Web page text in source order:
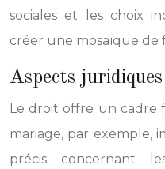
sociales et les choix
créer une mosaïque de
Aspects
Le droit offre un cadre
mariage, par exemple,
précis concernant